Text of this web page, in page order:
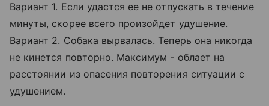
Вариант 1. Если удастся ее не отпускать в течение
минуты, скорее всего произойдет удушение.
Вариант 2. Собака вырвалась. Теперь она никогда
не кинется повторно. Максимум - облает на
расстоянии из опасения повторения ситуации с
удушением.